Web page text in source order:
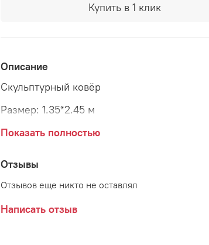
Купить в 1 клик
Описание
Скульптурный ковёр
Размер: 1.35*2.45 м
Материал: шерсть 100%
Показать полностью
Отзывы
Отзывов еще никто не оставлял
Написать отзыв